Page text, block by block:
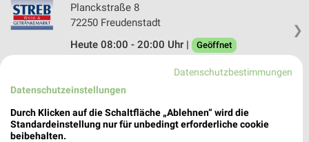
❯
Planckstraße 8
72250 Freudenstadt
Heute 08:00 - 20:00 Uhr |
Geöffnet
571,29 km • Angebote: 1 Prospekt
bilgro Getränke Donaueschingen
Friedrich-Ebert-Str. 31 b
Datenschutzbestimmungen
Datenschutzeinstellungen
Durch Klicken auf die Schaltfläche „Ablehnen“ wird die
Standardeinstellung nur für unbedingt erforderliche cookie
beibehalten.